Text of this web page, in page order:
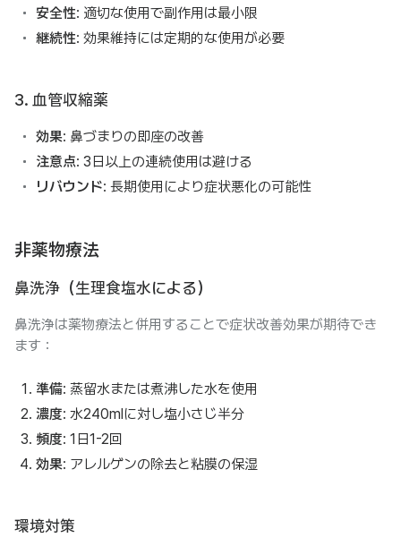
安全性: 適切な使用で副作用は最小限
継続性: 効果維持には定期的な使用が必要
3. 血管収縮薬
効果: 鼻づまりの即座の改善
注意点: 3日以上の連続使用は避ける
リバウンド: 長期使用により症状悪化の可能性
非薬物療法
鼻洗浄（生理食塩水による）
鼻洗浄は薬物療法と併用することで症状改善効果が期待でき
ます：
準備: 蒸留水または煮沸した水を使用
濃度: 水240mlに対し塩小さじ半分
頻度: 1日1-2回
効果: アレルゲンの除去と粘膜の保湿
環境対策